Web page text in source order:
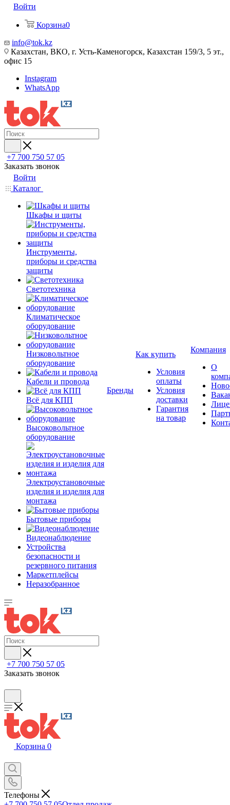
Войти
Корзина0
info@tok.kz
Казахстан, ВКО, г. Усть-Каменогорск, Казахстан 159/3, 5 эт.,
офис 15
Instagram
WhatsApp
+7 700 750 57 05
Заказать звонок
Войти
Каталог
Шкафы и щиты
Инструменты,
приборы и средства
защиты
Светотехника
Климатическое
оборудование
Низковольтное
оборудование
Кабели и провода
Всё для КПП
Высоковольтное
оборудование
Электроустановочные
изделия и изделия для
монтажа
Бытовые приборы
Видеонаблюдение
Устройства
безопасности и
резервного питания
Маркетплейсы
Неразобранное
Бренды
Как купить
Условия
оплаты
Условия
доставки
Гарантия
на товар
Компания
О
+7 700 750 57 05
Заказать звонок
Корзина 0
Телефоны